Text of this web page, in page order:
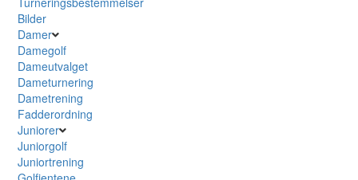
Bilder
Damer
Damegolf
Dameutvalget
Dameturnering
Dametrening
Fadderordning
Juniorer
Juniorgolf
Juniortrening